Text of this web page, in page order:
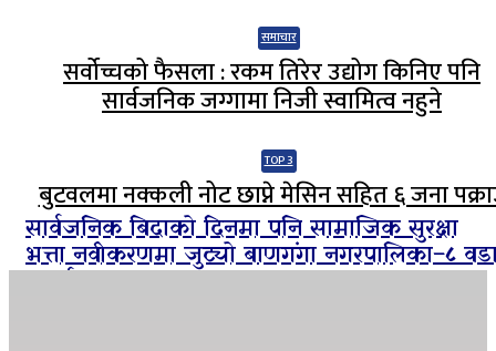
समाचार
सर्वोच्चको फैसला : रकम तिरेर उद्योग किनिए पनि
सार्वजनिक जग्गामा निजी स्वामित्व नहुने
TOP 3
बुटवलमा नक्कली नोट छाप्ने मेसिन सहित ६ जना
सार्वजनिक बिदाको दिनमा पनि सामाजिक सुरक्षा
भत्ता नवीकरणमा जुट्यो बाणगंगा नगरपालिका–८